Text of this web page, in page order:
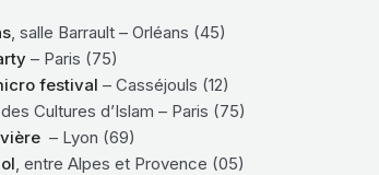
, salle Barrault – Orléans (45)
– Paris (75)
festival – Casséjouls (12)
Cultures d’Islam – Paris (75)
– Lyon (69)
, entre Alpes et Provence (05)